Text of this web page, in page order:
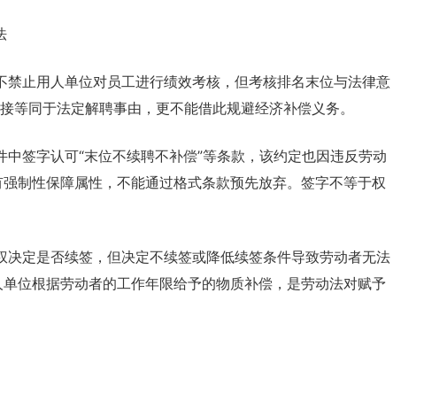
止用人单位对员工进行绩效考核，但考核排名末位与法律意
等同于法定解聘事由，更不能借此规避经济补偿义务。
签字认可“末位不续聘不补偿”等条款，该约定也因违反劳动
制性保障属性，不能通过格式条款预先放弃。签字不等于权
定是否续签，但决定不续签或降低续签条件导致劳动者无法
位根据劳动者的工作年限给予的物质补偿，是劳动法对赋予